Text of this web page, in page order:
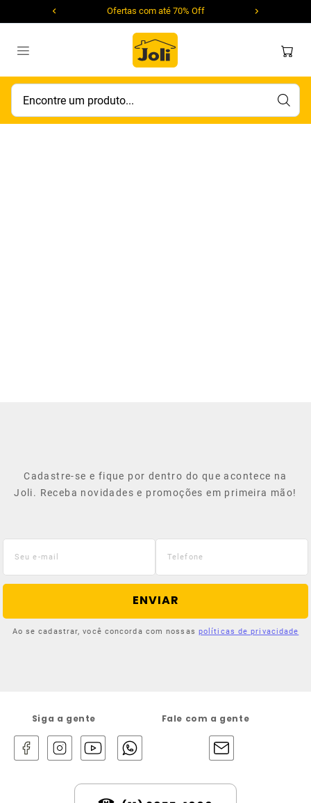
Ofertas com até 70% Off
Encontre um produto...
Cadastre-se e fique por dentro do que acontece na
Joli. Receba novidades e promoções em primeira mão!
ENVIAR
Ao se cadastrar, você concorda com nossas políticas de privacidade
Siga a gente Fale com a gente